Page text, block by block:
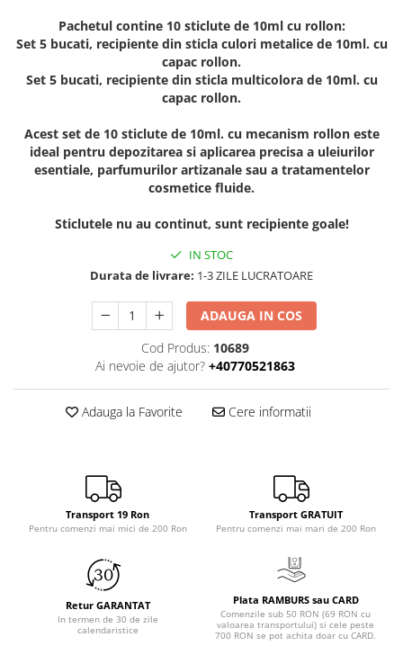
Pachetul contine 10 sticlute de 10ml cu rollon:
Set 5 bucati, recipiente din sticla culori metalice de 10ml. cu
capac rollon.
Set 5 bucati, recipiente din sticla multicolora de 10ml. cu
capac rollon.
Acest set de 10 sticlute de 10ml. cu mecanism rollon este
ideal pentru depozitarea si aplicarea precisa a uleiurilor
esentiale, parfumurilor artizanale sau a tratamentelor
cosmetice fluide.
Sticlutele nu au continut, sunt recipiente goale!
IN STOC
Durata de livrare: 1-3 ZILE LUCRATOARE
ADAUGA IN COS
Cod Produs: 10689
Ai nevoie de ajutor? +40770521863
Adauga la Favorite Cere informatii
Transport 19 Ron
Pentru comenzi mai mici de 200 Ron
Transport GRATUIT
Pentru comenzi mai mari de 200 Ron
Retur GARANTAT
In termen de 30 de zile
calendaristice
Plata RAMBURS sau CARD
Comenzile sub 50 RON (69 RON cu
valoarea transportului) si cele peste
700 RON se pot achita doar cu CARD.